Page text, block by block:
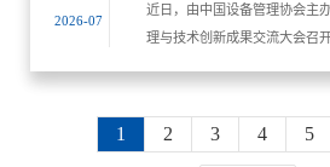
2026-07
近日，由中国设备管理协会主
理与技术创新成果交流大会召
1 2 3 4 5